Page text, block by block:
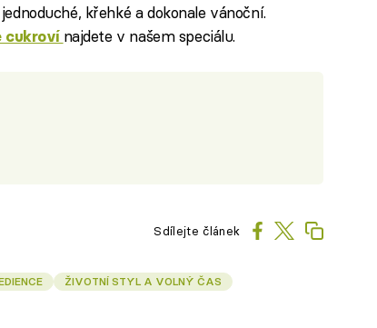
křehké a dokonale vánoční.
cukroví najdete v našem speciálu.
Sdílejte článek
ŽIVOTNÍ STYL A VOLNÝ ČAS